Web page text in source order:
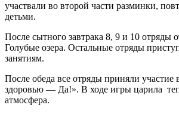
участвали во второй части разминки,
детьми.
После сытного завтрака 8, 9 и 10 отряды
Голубые озера. Остальные отряды
занятиям.
После обеда все отряды приняли участие
здоровью — Да!». В ходе игры царила
атмосфера.